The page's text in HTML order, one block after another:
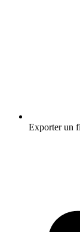
Exporter un